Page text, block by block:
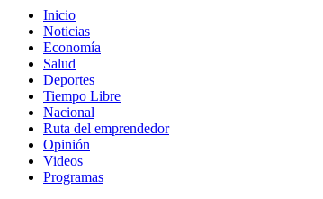
Inicio
Noticias
Economía
Salud
Deportes
Tiempo Libre
Nacional
Ruta del emprendedor
Opinión
Videos
Programas